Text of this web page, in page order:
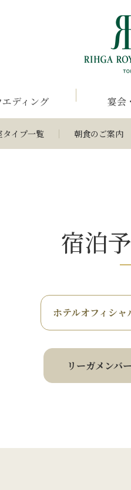
ディング 宴会
タイプ一覧 朝食のご案内
宿泊
ホテルオフィシ
リーガメンバ